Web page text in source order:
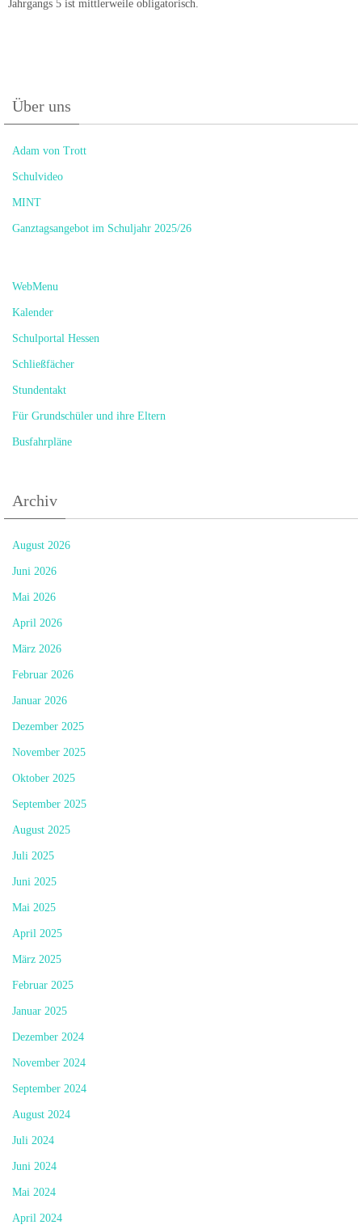
Jahrgangs 5 ist mittlerweile obligatorisch.
Über uns
Adam von Trott
Schulvideo
MINT
Ganztagsangebot im Schuljahr 2025/26
WebMenu
Kalender
Schulportal Hessen
Schließfächer
Stundentakt
Für Grundschüler und ihre Eltern
Busfahrpläne
Archiv
August 2026
Juni 2026
Mai 2026
April 2026
März 2026
Februar 2026
Januar 2026
Dezember 2025
November 2025
Oktober 2025
September 2025
August 2025
Juli 2025
Juni 2025
Mai 2025
April 2025
März 2025
Februar 2025
Januar 2025
Dezember 2024
November 2024
September 2024
August 2024
Juli 2024
Juni 2024
Mai 2024
April 2024